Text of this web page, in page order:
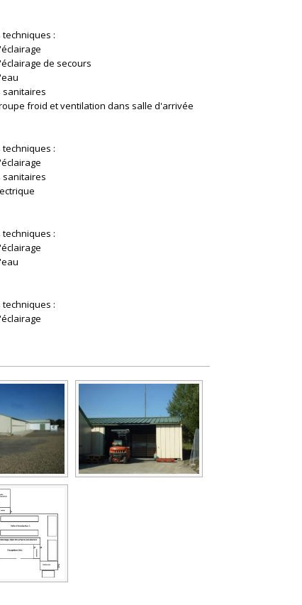
:
de secours
sanitaires
froid et ventilation dans salle d'arrivée
:
sanitaires
:
: